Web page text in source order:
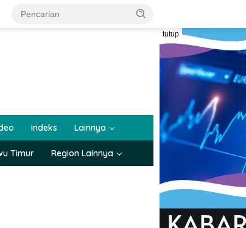
tutup
Indeks Lainnya
Timur Region Lainnya